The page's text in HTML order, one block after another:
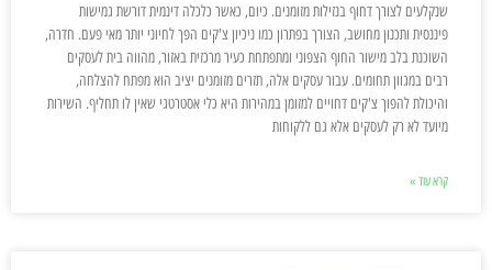
שנקלעים לצורך דחוף בנזילות מזומנים. כיום, כאשר כלכלה דינמית דורשת גמישות
פיננסית ותכנון מחושב, הצורך בפתרון כמו ניכיון צ'קים הפך לחיוני יותר מאי פעם. חדרה,
השוכנת בלב מישור החוף הצפוני ומתפתחת כעיר מרכזית באזור, מהווה בית לעסקים
רבים במגוון תחומים. עבור עסקים אלה, תזרים מזומנים יציב הוא מפתח להצלחה,
והיכולת להפוך צ'קים דחויים למזומן במהירות היא כלי אסטרטגי שאין לו תחליף. השירות
מיועד לא רק לעסקים אלא גם ללקוחות
קרא עוד »